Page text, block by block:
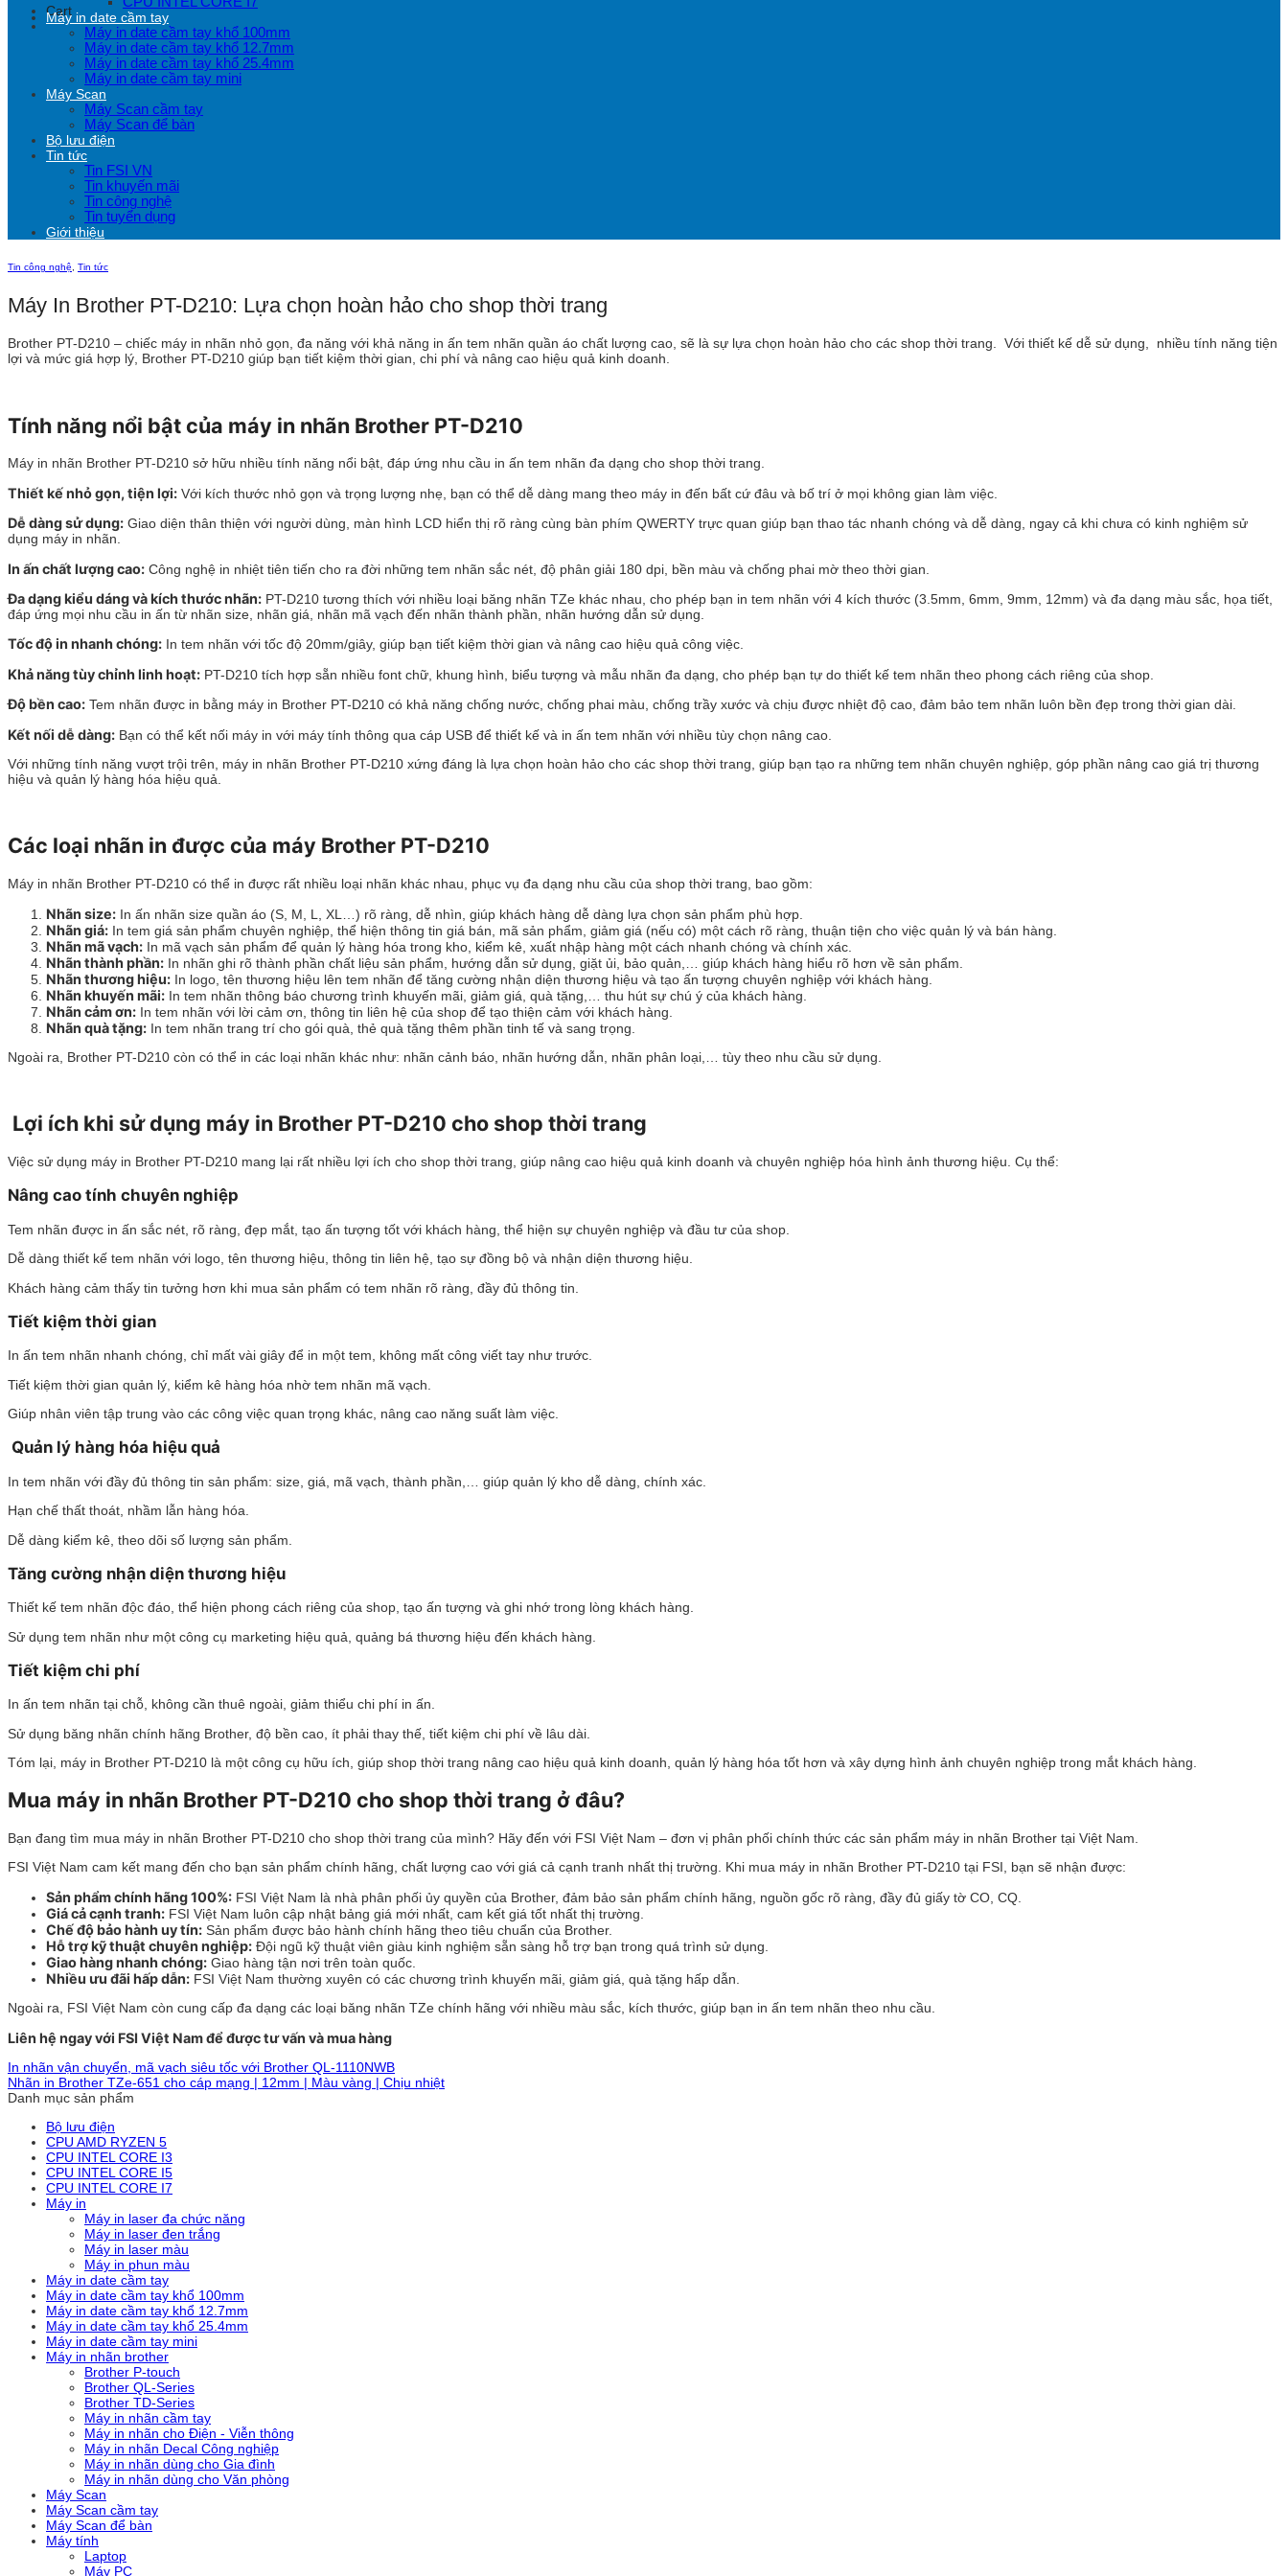
Cart
Máy in date cầm tay
Máy in date cầm tay khổ 100mm
Máy in date cầm tay khổ 12.7mm
Máy in date cầm tay khổ 25.4mm
Máy in date cầm tay mini
Máy Scan
Máy Scan cầm tay
Máy Scan để bàn
Bộ lưu điện
Tin tức
Tin FSI VN
Tin khuyến mãi
Tin công nghệ
Tin tuyển dụng
Giới thiệu
Tin công nghệ Tin tức
Máy In Brother PT-D210: Lựa chọn hoàn hảo cho shop thời trang
Brother PT-D210 – chiếc máy in nhãn nhỏ gọn, đa năng với khả năng in ấn tem nhãn quần áo chất lượng cao, sẽ là sự lựa chọn hoàn hảo cho các shop thời trang. Với thiết kế dễ sử dụng, nhiều tính năng tiện
lợi và mức giá hợp lý, Brother PT-D210 giúp bạn tiết kiệm thời gian, chi phí và nâng cao hiệu quả kinh doanh.
Tính năng nổi bật của máy in nhãn Brother PT-D210
Máy in nhãn Brother PT-D210 sở hữu nhiều tính năng nổi bật, đáp ứng nhu cầu in ấn tem nhãn đa dạng cho shop thời trang.
Thiết kế nhỏ gọn, tiện lợi: Với kích thước nhỏ gọn và trọng lượng nhẹ, bạn có thể dễ dàng mang theo máy in đến bất cứ đâu và bố trí ở mọi không gian làm việc.
Dễ dàng sử dụng: Giao diện thân thiện với người dùng, màn hình LCD hiển thị rõ ràng cùng bàn phím QWERTY trực quan giúp bạn thao tác nhanh chóng và dễ dàng, ngay cả khi chưa có kinh nghiệm sử
dụng máy in nhãn.
In ấn chất lượng cao: Công nghệ in nhiệt tiên tiến cho ra đời những tem nhãn sắc nét, độ phân giải 180 dpi, bền màu và chống phai mờ theo thời gian.
Đa dạng kiểu dáng và kích thước nhãn: PT-D210 tương thích với nhiều loại băng nhãn TZe khác nhau, cho phép bạn in tem nhãn với 4 kích thước (3.5mm, 6mm, 9mm, 12mm) và đa dạng màu sắc, họa tiết,
đáp ứng mọi nhu cầu in ấn từ nhãn size, nhãn giá, nhãn mã vạch đến nhãn thành phần, nhãn hướng dẫn sử dụng.
Tốc độ in nhanh chóng: In tem nhãn với tốc độ 20mm/giây, giúp bạn tiết kiệm thời gian và nâng cao hiệu quả công việc.
Khả năng tùy chỉnh linh hoạt: PT-D210 tích hợp sẵn nhiều font chữ, khung hình, biểu tượng và mẫu nhãn đa dạng, cho phép bạn tự do thiết kế tem nhãn theo phong cách riêng của shop.
Độ bền cao: Tem nhãn được in bằng máy in Brother PT-D210 có khả năng chống nước, chống phai màu, chống trầy xước và chịu được nhiệt độ cao, đảm bảo tem nhãn luôn bền đẹp trong thời gian dài.
Kết nối dễ dàng: Bạn có thể kết nối máy in với máy tính thông qua cáp USB để thiết kế và in ấn tem nhãn với nhiều tùy chọn nâng cao.
Với những tính năng vượt trội trên, máy in nhãn Brother PT-D210 xứng đáng là lựa chọn hoàn hảo cho các shop thời trang, giúp bạn tạo ra những tem nhãn chuyên nghiệp, góp phần nâng cao giá trị thương
hiệu và quản lý hàng hóa hiệu quả.
Các loại nhãn in được của máy Brother PT-D210
Máy in nhãn Brother PT-D210 có thể in được rất nhiều loại nhãn khác nhau, phục vụ đa dạng nhu cầu của shop thời trang, bao gồm:
Nhãn size: In ấn nhãn size quần áo (S, M, L, XL…) rõ ràng, dễ nhìn, giúp khách hàng dễ dàng lựa chọn sản phẩm phù hợp.
Nhãn giá: In tem giá sản phẩm chuyên nghiệp, thể hiện thông tin giá bán, mã sản phẩm, giảm giá (nếu có) một cách rõ ràng, thuận tiện cho việc quản lý và bán hàng.
Nhãn mã vạch: In mã vạch sản phẩm để quản lý hàng hóa trong kho, kiểm kê, xuất nhập hàng một cách nhanh chóng và chính xác.
Nhãn thành phần: In nhãn ghi rõ thành phần chất liệu sản phẩm, hướng dẫn sử dụng, giặt ủi, bảo quản,… giúp khách hàng hiểu rõ hơn về sản phẩm.
Nhãn thương hiệu: In logo, tên thương hiệu lên tem nhãn để tăng cường nhận diện thương hiệu và tạo ấn tượng chuyên nghiệp với khách hàng.
Nhãn khuyến mãi: In tem nhãn thông báo chương trình khuyến mãi, giảm giá, quà tặng,… thu hút sự chú ý của khách hàng.
Nhãn cảm ơn: In tem nhãn với lời cảm ơn, thông tin liên hệ của shop để tạo thiện cảm với khách hàng.
Nhãn quà tặng: In tem nhãn trang trí cho gói quà, thẻ quà tặng thêm phần tinh tế và sang trọng.
Ngoài ra, Brother PT-D210 còn có thể in các loại nhãn khác như: nhãn cảnh báo, nhãn hướng dẫn, nhãn phân loại,… tùy theo nhu cầu sử dụng.
Lợi ích khi sử dụng máy in Brother PT-D210 cho shop thời trang
Việc sử dụng máy in Brother PT-D210 mang lại rất nhiều lợi ích cho shop thời trang, giúp nâng cao hiệu quả kinh doanh và chuyên nghiệp hóa hình ảnh thương hiệu. Cụ thể:
Nâng cao tính chuyên nghiệp
Tem nhãn được in ấn sắc nét, rõ ràng, đẹp mắt, tạo ấn tượng tốt với khách hàng, thể hiện sự chuyên nghiệp và đầu tư của shop.
Dễ dàng thiết kế tem nhãn với logo, tên thương hiệu, thông tin liên hệ, tạo sự đồng bộ và nhận diện thương hiệu.
Khách hàng cảm thấy tin tưởng hơn khi mua sản phẩm có tem nhãn rõ ràng, đầy đủ thông tin.
Tiết kiệm thời gian
In ấn tem nhãn nhanh chóng, chỉ mất vài giây để in một tem, không mất công viết tay như trước.
Tiết kiệm thời gian quản lý, kiểm kê hàng hóa nhờ tem nhãn mã vạch.
Giúp nhân viên tập trung vào các công việc quan trọng khác, nâng cao năng suất làm việc.
Quản lý hàng hóa hiệu quả
In tem nhãn với đầy đủ thông tin sản phẩm: size, giá, mã vạch, thành phần,… giúp quản lý kho dễ dàng, chính xác.
Hạn chế thất thoát, nhầm lẫn hàng hóa.
Dễ dàng kiểm kê, theo dõi số lượng sản phẩm.
Tăng cường nhận diện thương hiệu
Thiết kế tem nhãn độc đáo, thể hiện phong cách riêng của shop, tạo ấn tượng và ghi nhớ trong lòng khách hàng.
Sử dụng tem nhãn như một công cụ marketing hiệu quả, quảng bá thương hiệu đến khách hàng.
Tiết kiệm chi phí
In ấn tem nhãn tại chỗ, không cần thuê ngoài, giảm thiểu chi phí in ấn.
Sử dụng băng nhãn chính hãng Brother, độ bền cao, ít phải thay thế, tiết kiệm chi phí về lâu dài.
Tóm lại, máy in Brother PT-D210 là một công cụ hữu ích, giúp shop thời trang nâng cao hiệu quả kinh doanh, quản lý hàng hóa tốt hơn và xây dựng hình ảnh chuyên nghiệp trong mắt khách hàng.
Mua máy in nhãn Brother PT-D210 cho shop thời trang ở đâu?
Bạn đang tìm mua máy in nhãn Brother PT-D210 cho shop thời trang của mình? Hãy đến với FSI Việt Nam – đơn vị phân phối chính thức các sản phẩm máy in nhãn Brother tại Việt Nam.
FSI Việt Nam cam kết mang đến cho bạn sản phẩm chính hãng, chất lượng cao với giá cả cạnh tranh nhất thị trường. Khi mua máy in nhãn Brother PT-D210 tại FSI, bạn sẽ nhận được:
Sản phẩm chính hãng 100%: FSI Việt Nam là nhà phân phối ủy quyền của Brother, đảm bảo sản phẩm chính hãng, nguồn gốc rõ ràng, đầy đủ giấy tờ CO, CQ.
Giá cả cạnh tranh: FSI Việt Nam luôn cập nhật bảng giá mới nhất, cam kết giá tốt nhất thị trường.
Chế độ bảo hành uy tín: Sản phẩm được bảo hành chính hãng theo tiêu chuẩn của Brother.
Hỗ trợ kỹ thuật chuyên nghiệp: Đội ngũ kỹ thuật viên giàu kinh nghiệm sẵn sàng hỗ trợ bạn trong quá trình sử dụng.
Giao hàng nhanh chóng: Giao hàng tận nơi trên toàn quốc.
Nhiều ưu đãi hấp dẫn: FSI Việt Nam thường xuyên có các chương trình khuyến mãi, giảm giá, quà tặng hấp dẫn.
Ngoài ra, FSI Việt Nam còn cung cấp đa dạng các loại băng nhãn TZe chính hãng với nhiều màu sắc, kích thước, giúp bạn in ấn tem nhãn theo nhu cầu.
Liên hệ ngay với FSI Việt Nam để được tư vấn và mua hàng
In nhãn vận chuyển, mã vạch siêu tốc với Brother QL-1110NWB
Nhãn in Brother TZe-651 cho cáp mạng | 12mm | Màu vàng | Chịu nhiệt
Danh mục sản phẩm
Bộ lưu điện
CPU AMD RYZEN 5
CPU INTEL CORE I3
CPU INTEL CORE I5
CPU INTEL CORE I7
Máy in
Máy in laser đa chức năng
Máy in laser đen trắng
Máy in laser màu
Máy in phun màu
Máy in date cầm tay
Máy in date cầm tay khổ 100mm
Máy in date cầm tay khổ 12.7mm
Máy in date cầm tay khổ 25.4mm
Máy in date cầm tay mini
Máy in nhãn brother
Brother P-touch
Brother QL-Series
Brother TD-Series
Máy in nhãn cầm tay
Máy in nhãn cho Điện - Viễn thông
Máy in nhãn Decal Công nghiệp
Máy in nhãn dùng cho Gia đình
Máy in nhãn dùng cho Văn phòng
Máy Scan
Máy Scan cầm tay
Máy Scan để bàn
Máy tính
Laptop
Máy PC